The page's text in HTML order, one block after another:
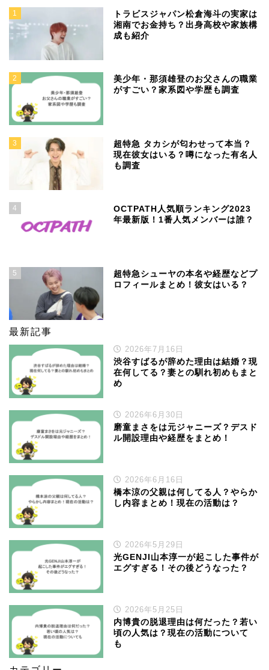
1
トラビスジャパン松倉海斗の実家は
湘南でお金持ち？出身高校や家族構
成も紹介
2
美少年・那須雄登のお父さんの職業
がすごい？家系図や学歴も調査
3
超特急 タカシが匂わせって本当？
現在彼女はいる？噂になった有名人
も調査
4
OCTPATH人気順ランキング2023
年最新版！1番人気メンバーは誰？
5
超特急シューヤの本名や経歴などプ
ロフィールまとめ！彼女はいる？
最新記事
2026年7月16日
渋谷すばるが辞めた理由は結婚？現
在何してる？妻との馴れ初めもまと
め
2026年6月30日
磨童まさをは元ジャニーズ？デスド
ル開設理由や経歴をまとめ！
2026年6月16日
橋本涼の父親は何してる人？やらか
し内容まとめ！現在の活動は？
2026年5月29日
光GENJI山本淳一が起こした事件が
エグすぎる！その後どうなった？
2026年5月25日
内博貴の脱退理由は何だった？若い
頃の人気は？現在の活動について
も